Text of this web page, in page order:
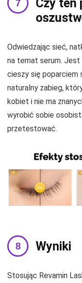
Czy ten
Odwiedzając sieć,
na temat serum.
cieszy się poparciem
naturalny zabieg,
kobiet i nie ma
wyrobić sobie
przetestować.
Wyniki
Stosując Revamin